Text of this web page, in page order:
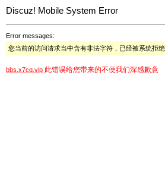
Discuz! Mobile System Error
Error messages:
您当前的访问请求当中含有非法字符，已经被系统拒绝
bbs.x7cq.vip 此错误给您带来的不便我们深感歉意